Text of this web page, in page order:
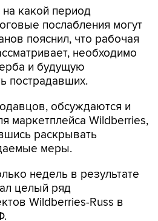
какой период
послабления могут
пояснил, что рабочая
необходимо
и будущую
пострадавших.
обсуждаются и
маркетплейса Wildberries,
раскрывать
меры.
недель в результате
целый ряд
Wildberries-Russ в